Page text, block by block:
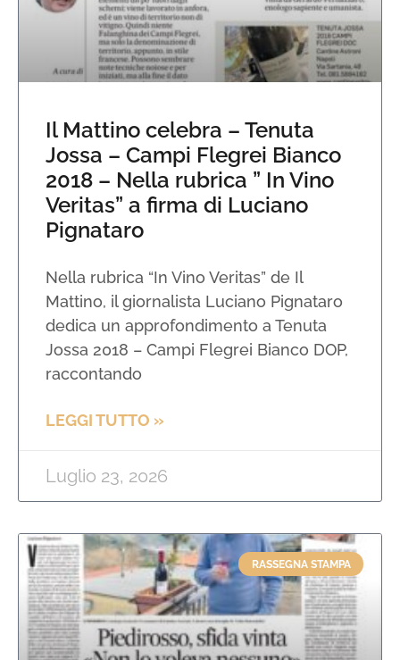
Il Mattino celebra – Tenuta
Jossa – Campi Flegrei Bianco
2018 – Nella rubrica ” In Vino
Veritas” a firma di Luciano
Pignataro
Nella rubrica “In Vino Veritas” de Il
Mattino, il giornalista Luciano Pignataro
dedica un approfondimento a Tenuta
Jossa 2018 – Campi Flegrei Bianco DOP,
raccontando
LEGGI TUTTO »
Luglio 23, 2026
RASSEGNA STAMPA